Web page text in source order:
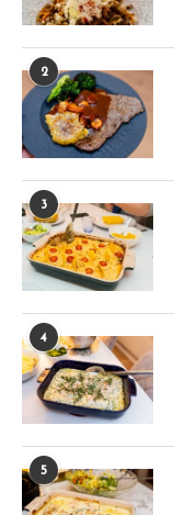
2
3
4
5